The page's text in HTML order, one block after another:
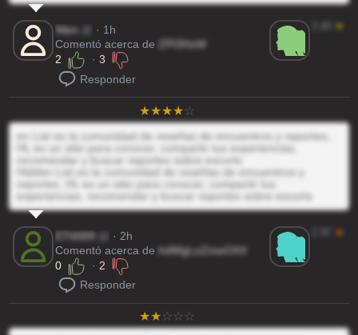
Nlen
· 1h
Comentó acerca de
ZPI3HxW
2
·3
Responder
★
en List es la comunidad de reseñas de encuentros y reportes,
HL es un sitio para conocer, compartir tus experiencias,
recomendar y buscar reportes sobre escorts
Hidden List es la comunidad de reseñas de encuentros y
reportes, HL es un sitio para conocer, compartir tus
experiencias, recomendar y buscar reportes sobre escorts
ETl4W9
· 2h
Comentó acerca de hdWgLoZmeOXX
0
· 2
Responder
★